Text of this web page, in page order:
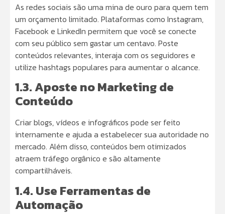
As redes sociais são uma mina de ouro para quem tem
um orçamento limitado. Plataformas como Instagram,
Facebook e LinkedIn permitem que você se conecte
com seu público sem gastar um centavo. Poste
conteúdos relevantes, interaja com os seguidores e
utilize hashtags populares para aumentar o alcance.
1.3. Aposte no Marketing de
Conteúdo
Criar blogs, vídeos e infográficos pode ser feito
internamente e ajuda a estabelecer sua autoridade no
mercado. Além disso, conteúdos bem otimizados
atraem tráfego orgânico e são altamente
compartilháveis.
1.4. Use Ferramentas de
Automação